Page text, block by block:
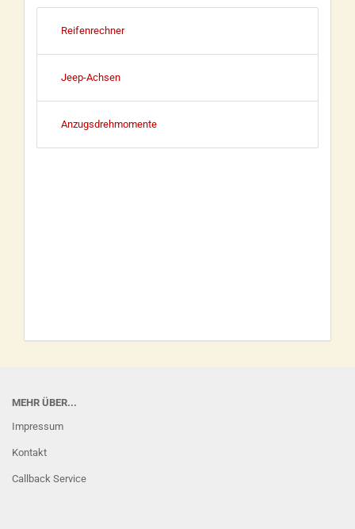
Reifenrechner
Jeep-Achsen
Anzugsdrehmomente
MEHR ÜBER...
Impressum
Kontakt
Callback Service